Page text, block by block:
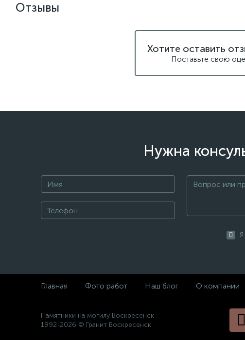
Отзывы
Хотите оставить
Поставьте свою
Нужна
Я
Главная Фото работ Наш блог О компании
Памятники на могилу Воскресенск
1992-2026 © Гранит Воскресенск